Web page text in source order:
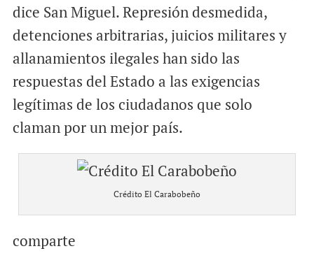
dice San Miguel. Represión desmedida,
detenciones arbitrarias, juicios militares y
allanamientos ilegales han sido las
respuestas del Estado a las exigencias
legítimas de los ciudadanos que solo
claman por un mejor país.
Crédito El Carabobeño
comparte